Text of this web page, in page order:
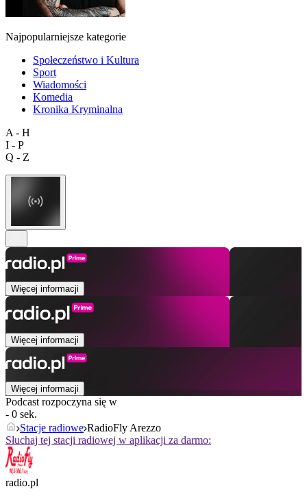
Najpopularniejsze kategorie
Społeczeństwo i Kultura
Sport
Wiadomości
Komedia
Kronika Kryminalna
A - H
I - P
Q - Z
Więcej informacji
Więcej informacji
Więcej informacji
Podcast rozpoczyna się w
- 0 sek.
Stacje radiowe RadioFly Arezzo
Słuchaj tej stacji radiowej w aplikacji za darmo:
radio.pl